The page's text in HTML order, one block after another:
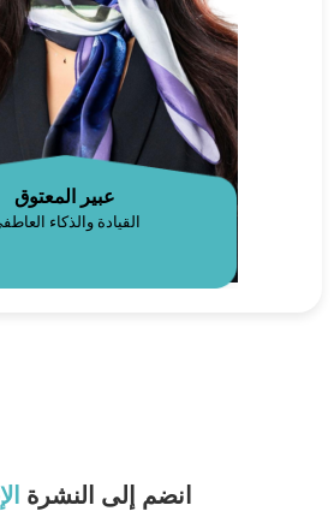
عبير المعتوق
القيادة والذكاء
انضم إلى النشرة